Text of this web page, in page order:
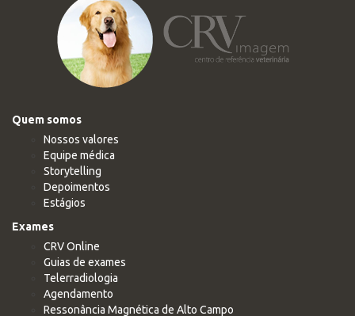
Quem somos
Nossos valores
Equipe médica
Storytelling
Depoimentos
Estágios
Exames
CRV Online
Guias de exames
Telerradiologia
Agendamento
Ressonância Magnética de Alto Campo